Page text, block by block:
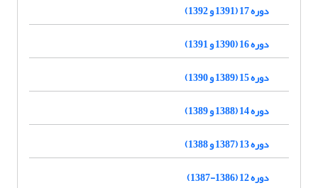
دوره 17 (1391 و 1392)
دوره 16 (1390 و 1391)
دوره 15 (1389 و 1390)
دوره 14 (1388 و 1389)
دوره 13 (1387 و 1388)
دوره 12 (1386-1387)